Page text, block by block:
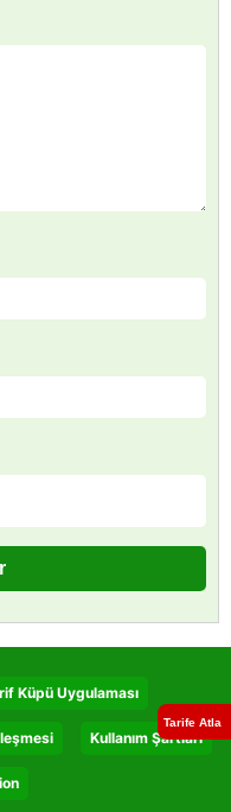
Tarife Atla
Küpü Uygulaması
Kullanım Şartları